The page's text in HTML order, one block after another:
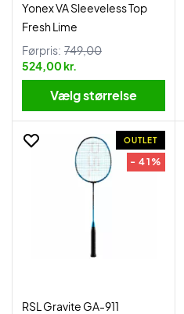
Yonex VA Sleeveless Top
Fresh Lime
Førpris: 749,00
524,00 kr.
Vælg størrelse
OUTLET
- 41%
RSL Gravite GA-911